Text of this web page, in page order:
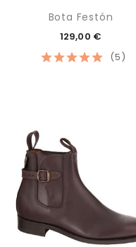
(5)
Bota Festón
129,00 €